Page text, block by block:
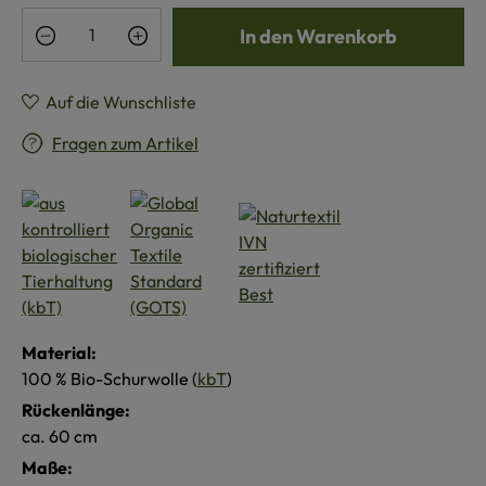
Produkt Anzahl: Gib den gewünschten
In den Warenkorb
Auf die Wunschliste
Fragen zum Artikel
Material:
100 % Bio-Schurwolle (kbT)
Rückenlänge:
ca. 60 cm
Maße: